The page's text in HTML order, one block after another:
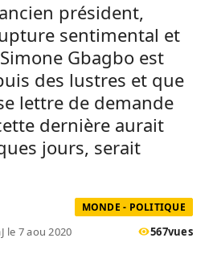
président,
sentimental et
Gbagbo est
des lustres et que
lettre de demande
dernière aurait
jours, serait
MONDE - POLITIQUE
le 7 aou 2020 567vues